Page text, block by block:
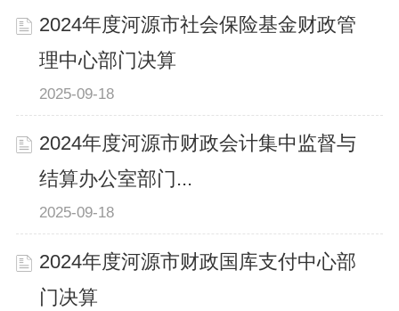
2024年度河源市社会保险基金财政管
理中心部门决算
2025-09-18
2024年度河源市财政会计集中监督与
结算办公室部门...
2025-09-18
2024年度河源市财政国库支付中心部
门决算